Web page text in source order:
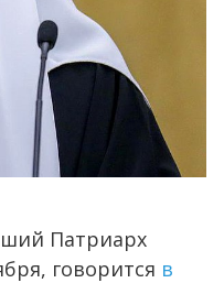
Патриарх
говорится в